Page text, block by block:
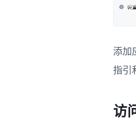
添加
指引
访